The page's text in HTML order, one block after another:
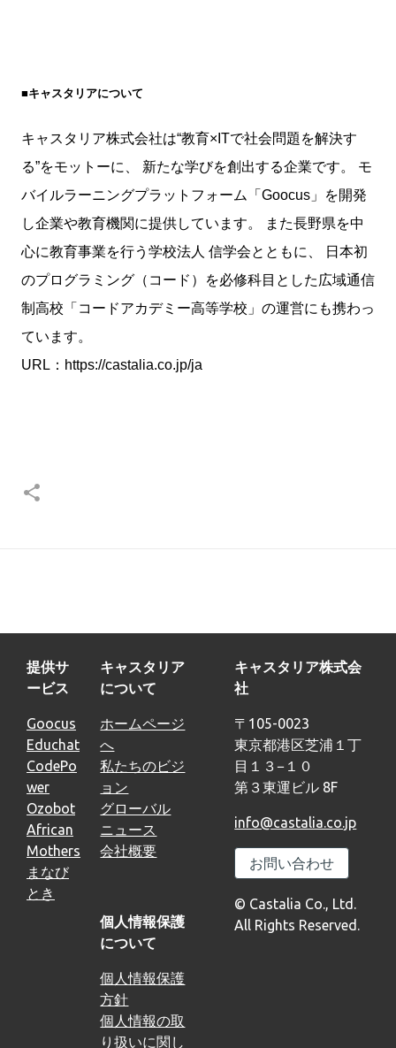
■キャスタリアについて
キャスタリア株式会社は“教育×ITで社会問題を解決す
る”をモットーに、 新たな学びを創出する企業です。 モ
バイルラーニングプラットフォーム「Goocus」を開発
し企業や教育機関に提供しています。 また長野県を中
心に教育事業を行う学校法人 信学会とともに、 日本初
のプログラミング（コード）を必修科目とした広域通信
制高校「コードアカデミー高等学校」の運営にも携わっ
ています。
URL：https://castalia.co.jp/ja
提供サ
ービス
Goocus
Educhat
CodePo
wer
Ozobot
African
Mothers
まなび
とき
キャスタリア
について
ホームページ
へ
私たちのビジ
ョン
グローバル
ニュース
会社概要
個人情報保護
について
個人情報保護
方針
個人情報の取
り扱いに関し
キャスタリア株式会
社
〒105-0023
東京都港区芝浦１丁
目１３−１０
第３東運ビル 8F
info@castalia.co.jp
お問い合わせ
© Castalia Co., Ltd.
All Rights Reserved.